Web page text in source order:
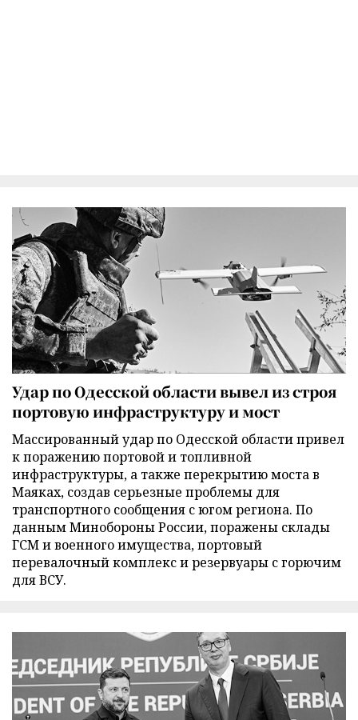
Удар по Одесской области вывел из строя
портовую инфраструктуру и мост
Массированный удар по Одесской области привел
к поражению портовой и топливной
инфраструктуры, а также перекрытию моста в
Маяках, создав серьезные проблемы для
транспортного сообщения с югом региона. По
данным Минобороны России, поражены склады
ГСМ и военного имущества, портовый
перевалочный комплекс и резервуары с горючим
для ВСУ.